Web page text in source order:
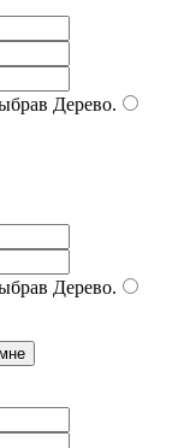
Дерево.
Дерево.